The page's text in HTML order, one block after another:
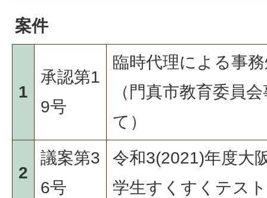
案件
1
承認第1
9号
臨時代理による事
（門真市教育委員
て）
2
議案第3
6号
令和3(2021)年度大
学生すくすくテス